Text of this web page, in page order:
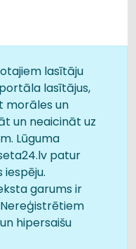
lasītāju
lasītājus,
morāles un
un neaicināt uz
Lūguma
patur
garums ir
hipersaišu